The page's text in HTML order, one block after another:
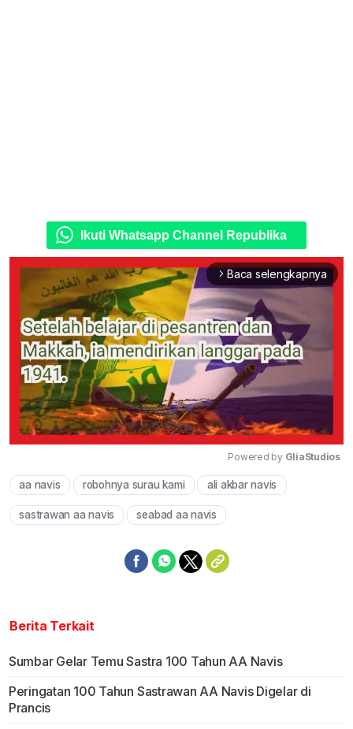
Ikuti Whatsapp Channel Republika
arrow_forward_ios Baca selengkapnya
Powered by GliaStudios
aa navis robohnya surau kami ali akbar navis
sastrawan aa navis seabad aa navis
Berita Terkait
Sumbar Gelar Temu Sastra 100 Tahun AA Navis
Peringatan 100 Tahun Sastrawan AA Navis Digelar di
Prancis